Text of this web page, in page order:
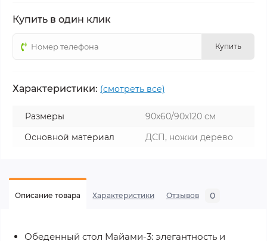
Купить в один клик
Купить
Характеристики: (смотреть все)
Размеры
90х60/90х120 см
Основной материал
ДСП, ножки дерево
Описание товара Характеристики Отзывов 0
Обеденный стол Майами-3: элегантность и